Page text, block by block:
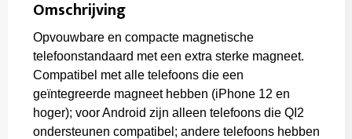
Omschrijving
Opvouwbare en compacte magnetische
telefoonstandaard met een extra sterke magneet.
Compatibel met alle telefoons die een
geïntegreerde magneet hebben (iPhone 12 en
hoger); voor Android zijn alleen telefoons die QI2
ondersteunen compatibel; andere telefoons hebben